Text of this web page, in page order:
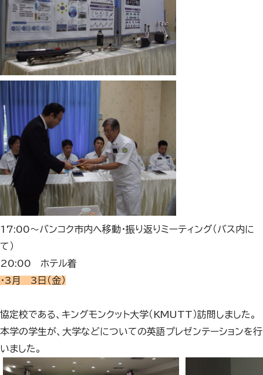
17:00～バンコク市内へ移動・振り返りミーティング（バス内に
て）
20:00 ホテル着
・3月 3日（金）
協定校である、キングモンクット大学（KMUTT）訪問しました。
本学の学生が、大学などについての英語プレゼンテーションを行
いました。